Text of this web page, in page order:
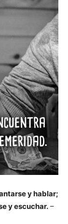
y hablar;
y escuchar. –